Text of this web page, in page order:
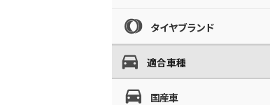
タイヤブランド
適合車種
国産車